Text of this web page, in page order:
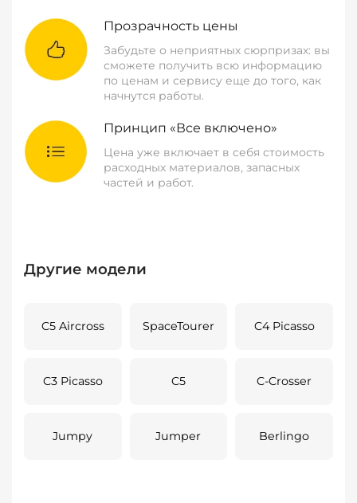
Прозрачность цены
Забудьте о неприятных сюрпризах: вы
сможете получить всю информацию
по ценам и сервису еще до того, как
начнутся работы.
Принцип «Все включено»
Цена уже включает в себя стоимость
расходных материалов, запасных
частей и работ.
Другие модели
C5 Aircross SpaceTourer C4 Picasso
C3 Picasso C5 C-Crosser
Jumpy Jumper Berlingo